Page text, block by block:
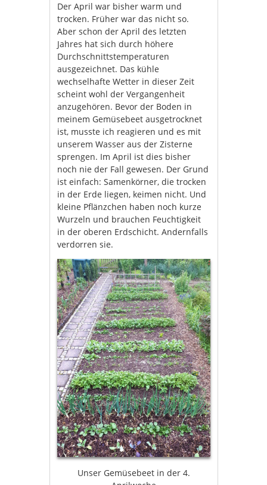
Der April war bisher warm und
trocken. Früher war das nicht so.
Aber schon der April des letzten
Jahres hat sich durch höhere
Durchschnittstemperaturen
ausgezeichnet. Das kühle
wechselhafte Wetter in dieser Zeit
scheint wohl der Vergangenheit
anzugehören. Bevor der Boden in
meinem Gemüsebeet ausgetrocknet
ist, musste ich reagieren und es mit
unserem Wasser aus der Zisterne
sprengen. Im April ist dies bisher
noch nie der Fall gewesen. Der Grund
ist einfach: Samenkörner, die trocken
in der Erde liegen, keimen nicht. Und
kleine Pflänzchen haben noch kurze
Wurzeln und brauchen Feuchtigkeit
in der oberen Erdschicht. Andernfalls
verdorren sie.
Unser Gemüsebeet in der 4.